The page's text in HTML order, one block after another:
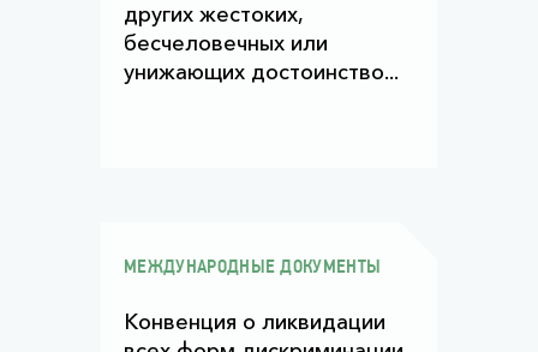
других жестоких,
бесчеловечных или
унижающих достоинство...
МЕЖДУНАРОДНЫЕ ДОКУМЕНТЫ
Конвенция о ликвидации